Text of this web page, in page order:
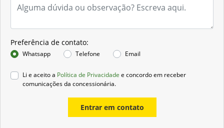
Preferência de contato:
Whatsapp Telefone Email
Li e aceito a Política de Privacidade e concordo em receber
comunicações da concessionária.
Entrar em contato